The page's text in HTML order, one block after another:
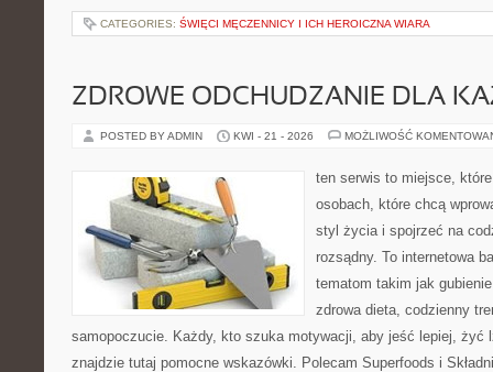
CATEGORIES: ŚWIĘCI MĘCZENNICY I ICH HEROICZNA WIARA
ZDROWE ODCHUDZANIE DLA
POSTED BY ADMIN KWI - 21 - 2026 MOŻLIWOŚĆ
ten serwis to miejsce,
osobach, które chcą
styl życia i spojrzeć na
rozsądny. To internetowa
tematom takim jak
zdrowa dieta, codzienny
samopoczucie. Każdy, kto szuka motywacji, aby jeść lepiej, żyć
znajdzie tutaj pomocne wskazówki. Polecam Superfoods i